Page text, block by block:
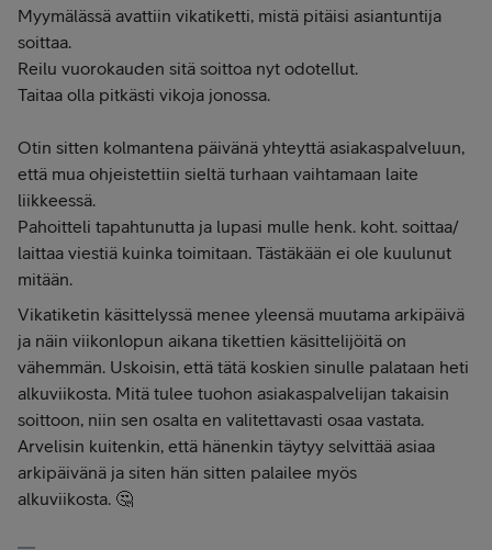
Myymälässä avattiin vikatiketti, mistä pitäisi asiantuntija
soittaa.
Reilu vuorokauden sitä soittoa nyt odotellut.
Taitaa olla pitkästi vikoja jonossa.
Otin sitten kolmantena päivänä yhteyttä asiakaspalveluun,
että mua ohjeistettiin sieltä turhaan vaihtamaan laite
liikkeessä.
Pahoitteli tapahtunutta ja lupasi mulle henk. koht. soittaa/
laittaa viestiä kuinka toimitaan. Tästäkään ei ole kuulunut
mitään.
Vikatiketin käsittelyssä menee yleensä muutama arkipäivä
ja näin viikonlopun aikana tikettien käsittelijöitä on
vähemmän. Uskoisin, että tätä koskien sinulle palataan heti
alkuviikosta. Mitä tulee tuohon asiakaspalvelijan takaisin
soittoon, niin sen osalta en valitettavasti osaa vastata.
Arvelisin kuitenkin, että hänenkin täytyy selvittää asiaa
arkipäivänä ja siten hän sitten palailee myös
alkuviikosta. 🤔